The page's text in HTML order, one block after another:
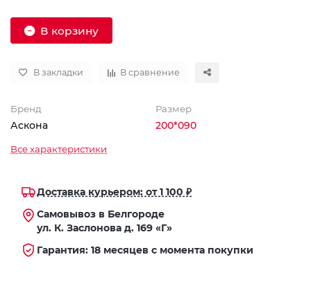
В корзину
В закладки В сравнение
Бренд
Аскона
Размер
200*090
Все характеристики
Доставка курьером: от 1 100 ₽
Самовывоз в Белгороде
ул. К. Заслонова д. 169 «Г»
Гарантия: 18 месяцев с момента покупки